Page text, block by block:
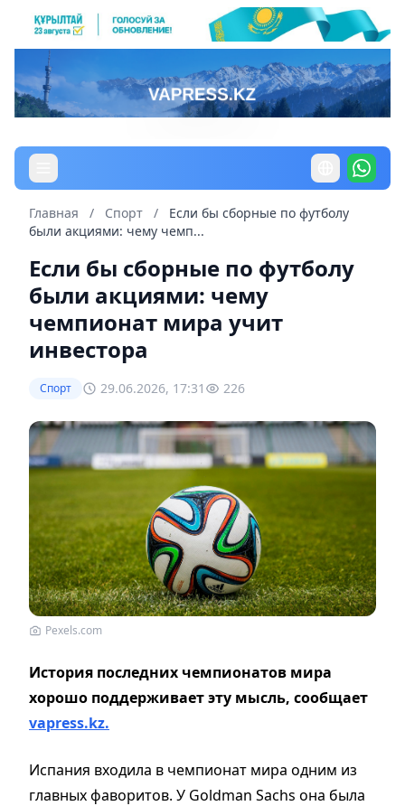
Главная / Спорт /
Если бы сборные по футболу
были акциями: чему чемп...
Если бы сборные по футболу
были акциями: чему
чемпионат мира учит
инвестора
Спорт 29.06.2026, 17:31 226
Pexels.com
История последних чемпионатов мира
хорошо поддерживает эту мысль, сообщает
vapress.kz.
Испания входила в чемпионат мира одним из
главных фаворитов. У Goldman Sachs она была